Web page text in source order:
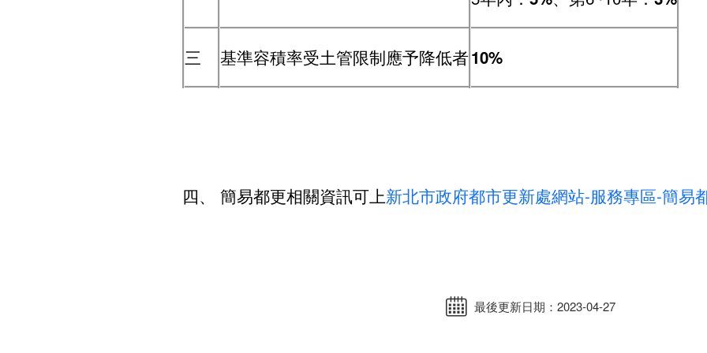
三 基準容積率受土管限制應予降低者10%
四、 簡易都更相關資訊可上新北市政府都市更新處網站-服務專區-簡易
最後更新日期：2023-04-27